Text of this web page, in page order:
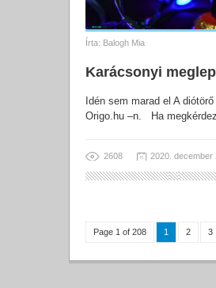
Írta: Balogh Mia
Karácsonyi
Idén sem marad el A
Origo.hu –n. Ha
2608 2020. december
Page 1 of 208 1 2 3